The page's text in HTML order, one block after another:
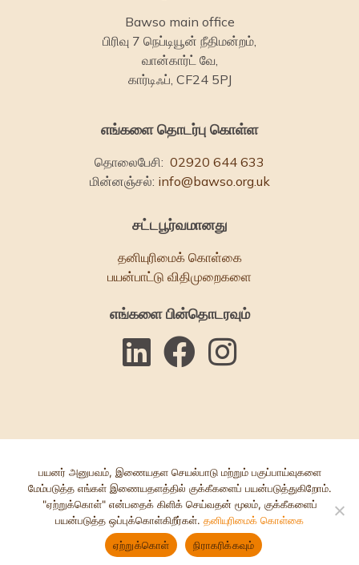
தளத்தை
விட்டு
ஹெல்ப்லைனை
அழைக்கவும்
Bawso main office
பிரிவு 7 நெப்டியூன் நீதிமன்றம்,
வான்கார்ட் வே,
கார்டிஃப், CF24 5PJ
எங்களை தொடர்பு கொள்ள
தொலைபேசி: 02920 644 633
மின்னஞ்சல்: info@bawso.org.uk
சட்டபூர்வமானது
தனியுரிமைக் கொள்கை
பயன்பாட்டு விதிமுறைகளை
எங்களை பின்தொடரவும்
© பாவ்சோ 2025. அறக்கட்டளை ஆணைய எண்: 1084854. நிறுவன எண்:
03152590. வலைத்தளம்ஆக்சென்ட் கிரியேட்டிவ்
பயனர் அனுபவம், இணையதள செயல்பாடு மற்றும் பகுப்பாய்வுகளை
மேம்படுத்த எங்கள் இணையதளத்தில் குக்கீகளைப் பயன்படுத்துகிறோம்.
"ஏற்றுக்கொள்" என்பதைக் கிளிக் செய்வதன் மூலம், குக்கீகளைப்
பயன்படுத்த ஒப்புக்கொள்கிறீர்கள். தனியுரிமைக் கொள்கை
ஏற்றுக்கொள்
நிராகரிக்கவும்